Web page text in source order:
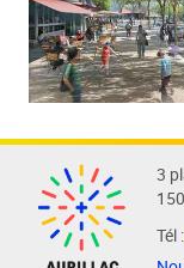
3
Tél